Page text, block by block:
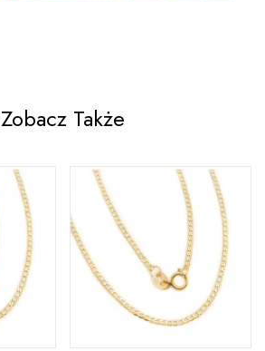
Zobacz Także